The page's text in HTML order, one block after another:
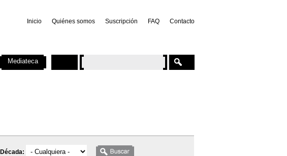
Inicio Quiénes somos Suscripción FAQ Contacto
Década:
Mediateca